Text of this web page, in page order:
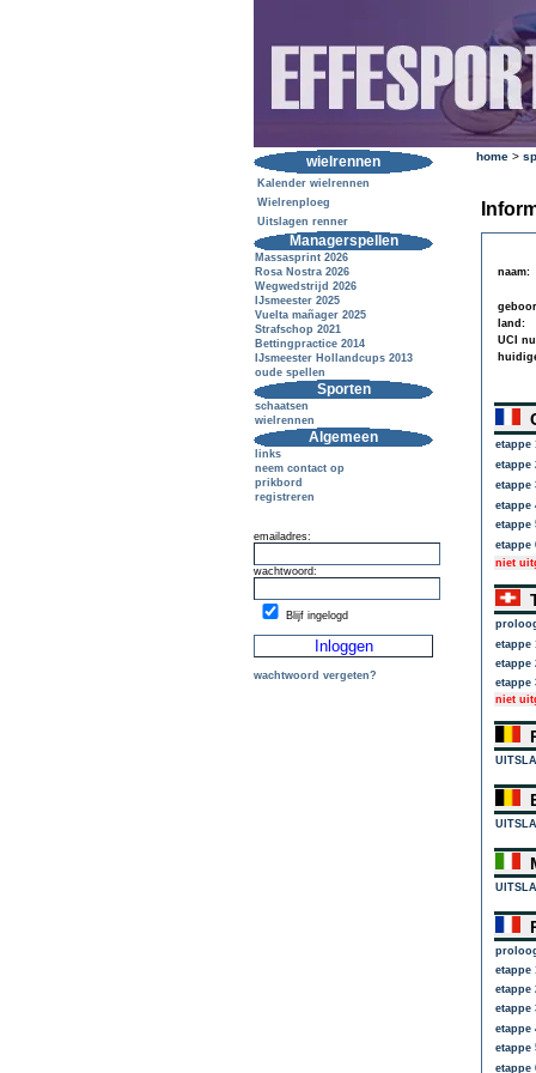
wielrennen
Kalender wielrennen
Wielrenploeg
Uitslagen renner
Managerspellen
Massasprint 2026
Rosa Nostra 2026
Wegwedstrijd 2026
IJsmeester 2025
Vuelta mañager 2025
Strafschop 2021
Bettingpractice 2014
IJsmeester Hollandcups 2013
oude spellen
Sporten
schaatsen
wielrennen
Algemeen
links
neem contact op
prikbord
registreren
emailadres:
wachtwoord:
Blijf ingelogd
wachtwoord vergeten?
home >
naam:
land:
UCI
etappe
etappe
etappe
etappe
etappe
etappe
niet
etappe
etappe
etappe
niet
etappe
etappe
etappe
etappe
etappe
etappe